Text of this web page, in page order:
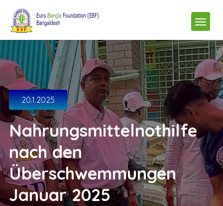
20.1.2025
Nahrungsmittelnothilfe
nach den
Überschwemmungen
Januar 2025